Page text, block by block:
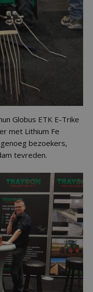
Globus ETK E-Trike
met Lithium Fe
bezoekers,
tevreden.